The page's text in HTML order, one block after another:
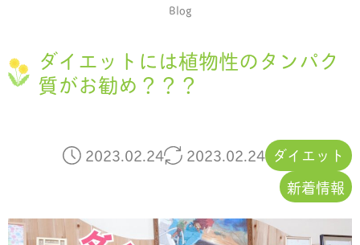
Blog
ダイエットには植物性のタンパク
質がお勧め？？？
2023.02.24 2023.02.24 ダイエット
新着情報